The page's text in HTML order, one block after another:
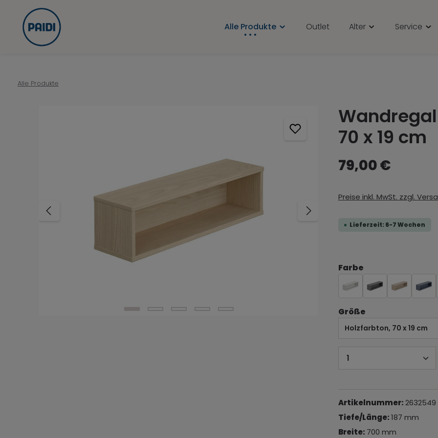
Hauptnavigation springen
Alle Produkte Outlet Alter Service
Alle Produkte
70 x 19 cm
79,00 €
Preise inkl. MwSt. zzgl.
Lieferzeit: 6-7 Wochen
Farbe
Größe
Produkt
Artikelnummer:2632549
Tiefe/Länge:187 mm
Breite: 700 mm